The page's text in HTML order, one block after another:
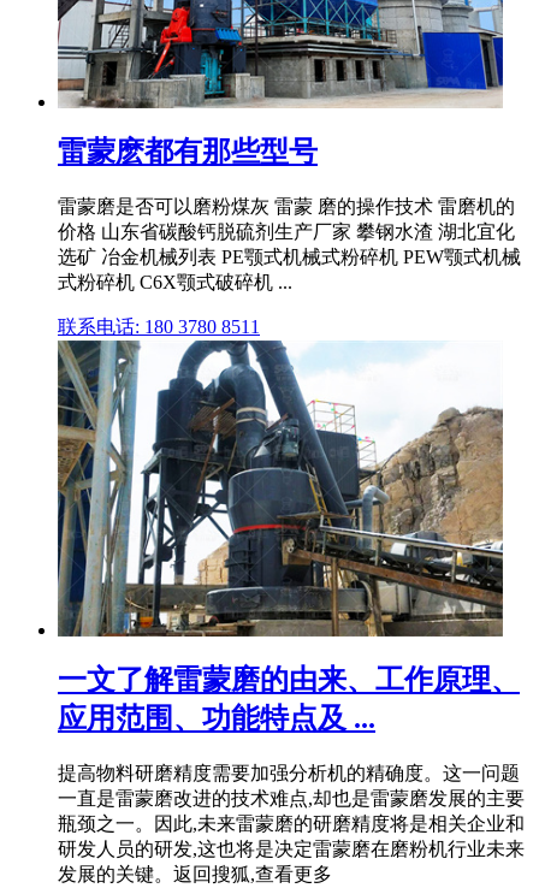
雷蒙麽都有那些型号
雷蒙磨是否可以磨粉煤灰 雷蒙 磨的操作技术 雷磨机的
价格 山东省碳酸钙脱硫剂生产厂家 攀钢水渣 湖北宜化
选矿 冶金机械列表 PE颚式机械式粉碎机 PEW颚式机械
式粉碎机 C6X颚式破碎机 ...
联系电话: 180 3780 8511
一文了解雷蒙磨的由来、工作原理、
应用范围、功能特点及 ...
提高物料研磨精度需要加强分析机的精确度。这一问题
一直是雷蒙磨改进的技术难点,却也是雷蒙磨发展的主要
瓶颈之一。因此,未来雷蒙磨的研磨精度将是相关企业和
研发人员的研发,这也将是决定雷蒙磨在磨粉机行业未来
发展的关键。返回搜狐,查看更多